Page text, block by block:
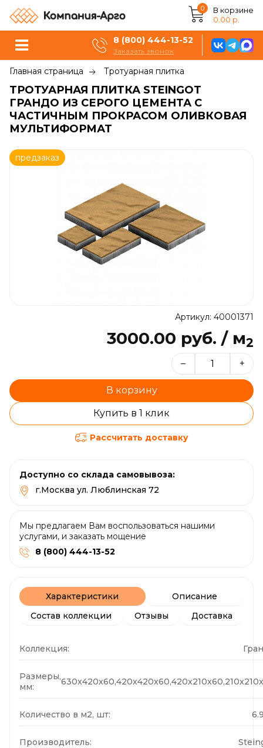
0
В корзине
0.00 р.
8 (800) 444-13-52
Заказать звонок
Главная страница Тротуарная плитка
ТРОТУАРНАЯ ПЛИТКА STEINGOT
ГРАНДО ИЗ СЕРОГО ЦЕМЕНТА С
ЧАСТИЧНЫМ ПРОКРАСОМ ОЛИВКОВАЯ
МУЛЬТИФОРМАТ
предзаказ
Артикул: 40001371
3000.00 руб. / м2
– +
В корзину
Купить в 1 клик
Рассчитать доставку
Доступно со склада самовывоза:
г.Москва ул. Люблинская 72
Мы предлагаем Вам воспользоваться нашими
услугами, и заказать мощение
8 (800) 444-13-52
Характеристики
Описание
Состав коллекции
Отзывы Доставка
Коллекция:
Размеры,
мм:
Количество в м2, шт:
Производитель: